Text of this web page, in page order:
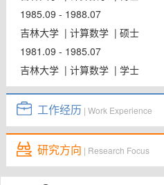
1985.09 - 1988.07
吉林大学 | 计算数学 | 硕士
1981.09 - 1985.07
吉林大学 | 计算数学 | 学士
工作经历 | Work Experience
研究方向 | Research Focus